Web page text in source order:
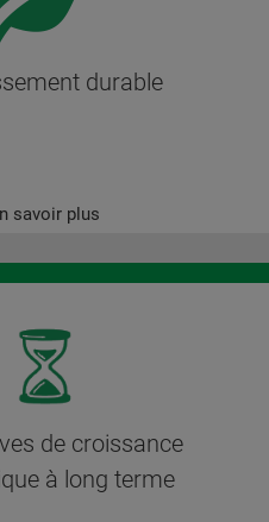
durable
savoir plus
de croissance
à long terme